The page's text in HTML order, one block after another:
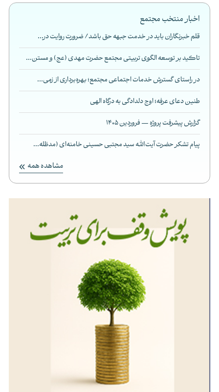
اخبار منتخب مجتمع
قلم خبرنگاران باید در خدمت جبهه حق باشد/ ضرورت روایت در...
تاکید بر توسعه الگوی تربیتی مجتمع حضرت مهدی (عج) و مستن...
در راستای گسترش خدمات اجتماعی مجتمع؛ بهره‌برداری از زمی...
طنین دعای عرفه؛ اوج دلدادگی به درگاه الهی
گزارش پیشرفت پروژه — فروردین 1405
پیام تشکر حضرت آیت‌الله سید مجتبی حسینی خامنه‌ای (مدظله...
مشاهده همه